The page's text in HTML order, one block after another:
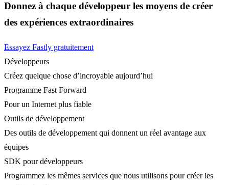
Donnez à chaque développeur les moyens de créer
des expériences extraordinaires
Essayez Fastly gratuitement
Développeurs
Créez quelque chose d’incroyable aujourd’hui
Programme Fast Forward
Pour un Internet plus fiable
Outils de développement
Des outils de développement qui donnent un réel avantage aux
équipes
SDK pour développeurs
Programmez les mêmes services que nous utilisons pour créer les